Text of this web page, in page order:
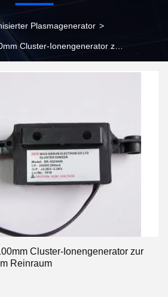
Plasmagenerator >
Cluster-Ionengenerator zur
Cluster-Ionengenerator zur
Reinraum